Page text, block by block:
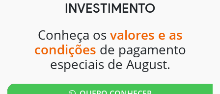
INVESTIMENTO
Conheça os valores e as
condições de pagamento
especiais de August.